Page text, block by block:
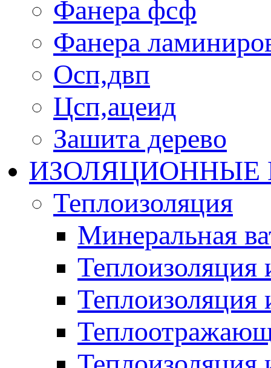
Фанера фсф
Фанера
Oсп,двп
Цсп,ацеид
Зашита дерево
ИЗОЛЯЦИОННЫЕ
Теплоизоляция
Минеральная
Теплоизоляция
Теплоизоляция